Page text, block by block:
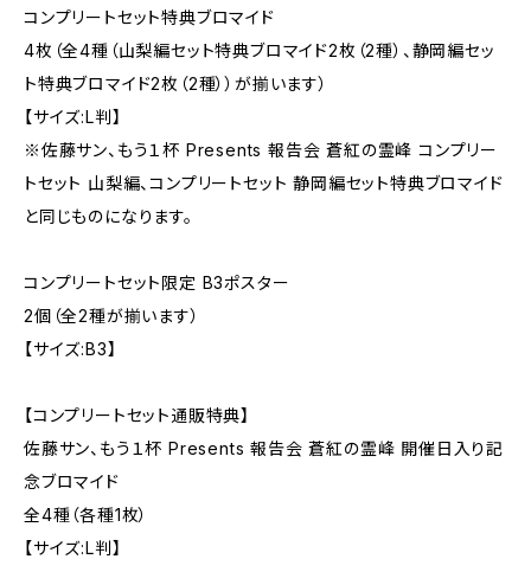
コンプリートセット特典ブロマイド
4枚（全4種（山梨編セット特典ブロマイド2枚（2種）、静岡編セッ
ト特典ブロマイド2枚（2種））が揃います）
【サイズ:L判】
※佐藤サン、もう１杯 Presents 報告会 蒼紅の霊峰 コンプリー
トセット 山梨編、コンプリートセット 静岡編セット特典ブロマイド
と同じものになります。
コンプリートセット限定 B3ポスター
2個（全2種が揃います）
【サイズ:B3】
【コンプリートセット通販特典】
佐藤サン、もう１杯 Presents 報告会 蒼紅の霊峰 開催日入り記
念ブロマイド
全4種（各種1枚）
【サイズ:L判】